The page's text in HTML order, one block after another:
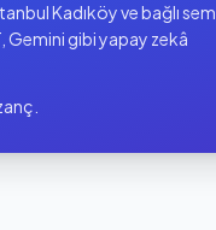
Kadıköy ve bağlı
gibi yapay zekâ